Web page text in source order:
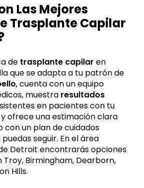
Las Mejores
Trasplante Capilar
de trasplante capilar en
que se adapta a tu patrón de
, cuenta con un equipo
muestra resultados
en pacientes con tu
y ofrece una estimación clara
con un plan de cuidados
seguir. En el área
Detroit encontrarás opciones
Troy, Birmingham, Dearborn,
Hills.